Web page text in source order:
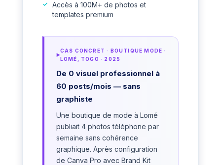
Accès à 100M+ de photos et
templates premium
CAS CONCRET · BOUTIQUE MODE ·
LOMÉ, TOGO · 2025
De 0 visuel professionnel à
60 posts/mois — sans
graphiste
Une boutique de mode à Lomé
publiait 4 photos téléphone par
semaine sans cohérence
graphique. Après configuration
de Canva Pro avec Brand Kit